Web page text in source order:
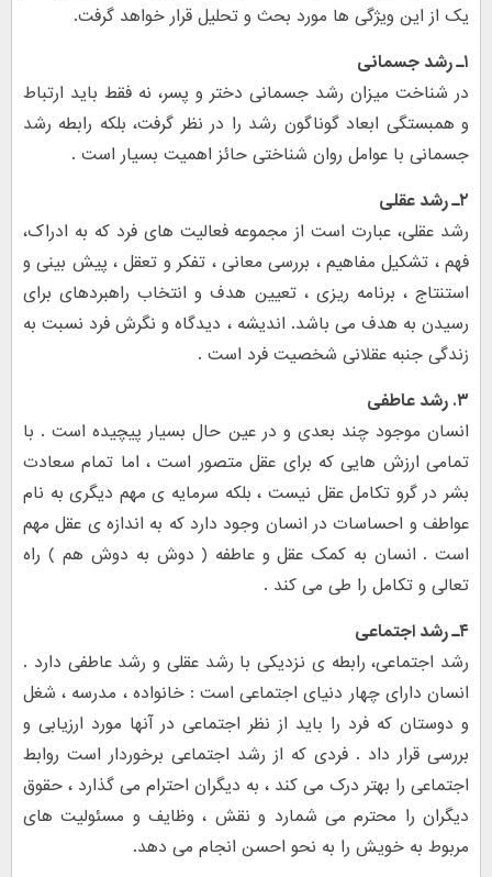
یک از این ویژگی ها مورد بحث و تحلیل قرار خواهد گرفت.
۱ـ رشد جسمانی
در شناخت میزان رشد جسمانی دختر و پسر، نه فقط باید ارتباط
و همبستگی ابعاد گوناگون رشد را در نظر گرفت، بلکه رابطه رشد
جسمانی با عوامل روان شناختی حائز اهمیت بسیار است .
۲ـ رشد عقلی
رشد عقلی، عبارت است از مجموعه فعالیت های فرد که به ادراک،
فهم ، تشکیل مفاهیم ، بررسی معانی ، تفکر و تعقل ، پیش بینی و
استنتاج ، برنامه ریزی ، تعیین هدف و انتخاب راهبردهای برای
رسیدن به هدف می باشد. اندیشه ، دیدگاه و نگرش فرد نسبت به
زندگی جنبه عقلانی شخصیت فرد است .
۳. رشد عاطفی
انسان موجود چند بعدی و در عین حال بسیار پیچیده است . با
تمامی ارزش هایی که برای عقل متصور است ، اما تمام سعادت
بشر در گرو تکامل عقل نیست ، بلکه سرمایه ی مهم دیگری به نام
عواطف و احساسات در انسان وجود دارد که به اندازه ی عقل مهم
است . انسان به کمک عقل و عاطفه ( دوش به دوش هم ) راه
تعالی و تکامل را طی می کند .
۴ـ رشد اجتماعی
رشد اجتماعی، رابطه ی نزدیکی با رشد عقلی و رشد عاطفی دارد .
انسان دارای چهار دنیای اجتماعی است : خانواده ، مدرسه ، شغل
و دوستان که فرد را باید از نظر اجتماعی در آنها مورد ارزیابی و
بررسی قرار داد . فردی که از رشد اجتماعی برخوردار است روابط
اجتماعی را بهتر درک می کند ، به دیگران احترام می گذارد ، حقوق
دیگران را محترم می شمارد و نقش ، وظایف و مسئولیت های
مربوط به خویش را به نحو احسن انجام می دهد.